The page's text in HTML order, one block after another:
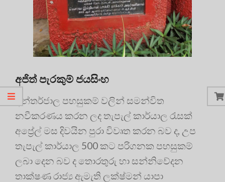
අජිත් පැරකුම් ජයසිංහ
අන්තර්ජාල පහසුකම් වලින් සමන්විත
නවීකරණය කරන ලද තැපැල් කාර්යාල රැසක්
අප්‍රේල් මස දිවයින පුරා විවෘත කරන බව ද, උප
තැපැල් කාර්යාල 500 කට පරිගනක පහසුකම්
ලබා දෙන බව ද තොරතුරු හා සන්නිවේදන
තාක්ෂණ රාජ්‍ය ඇමැති ලක්ෂ්මන් යාපා